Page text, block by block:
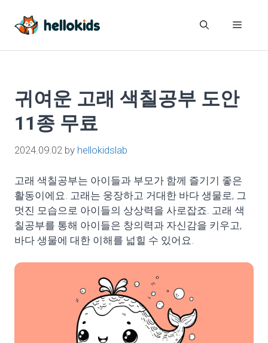
content
Menu
귀여운 고래 색칠공부 도안
11종 무료
2024.09.02 by hellokidslab
고래 색칠공부는 아이들과 부모가 함께 즐기기 좋은
활동이에요. 고래는 웅장하고 거대한 바다 생물로, 그
멋진 모습으로 아이들의 상상력을 사로잡죠. 고래 색
칠공부를 통해 아이들은 창의력과 자신감을 키우고,
바다 생물에 대한 이해를 넓힐 수 있어요.